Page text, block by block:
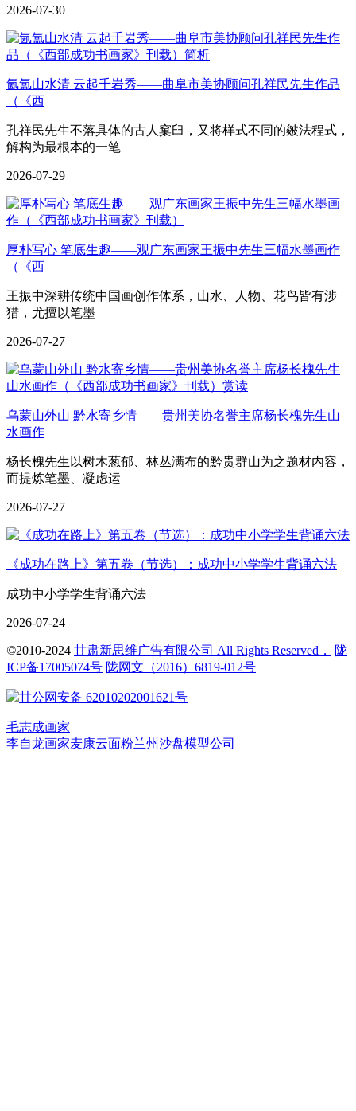
2026-07-30
氤氲山水清 云起千岩秀——曲阜市美协顾问孔祥民先生作品
（《西
孔祥民先生不落具体的古人窠臼，又将样式不同的皴法程式，
解构为最根本的一笔
2026-07-29
厚朴写心 笔底生趣——观广东画家王振中先生三幅水墨画作
（《西
王振中深耕传统中国画创作体系，山水、人物、花鸟皆有涉
猎，尤擅以笔墨
2026-07-27
乌蒙山外山 黔水寄乡情——贵州美协名誉主席杨长槐先生山
水画作
杨长槐先生以树木葱郁、林丛满布的黔贵群山为之题材内容，
而提炼笔墨、凝虑运
2026-07-27
《成功在路上》第五卷（节选）：成功中小学学生背诵六法
成功中小学学生背诵六法
2026-07-24
©2010-2024 甘肃新思维广告有限公司 All Rights Reserved，
陇
ICP备17005074号 陇网文（2016）6819-012号
甘公网安备 62010202001621号
毛志成画家
李自龙画家麦康云面粉兰州沙盘模型公司